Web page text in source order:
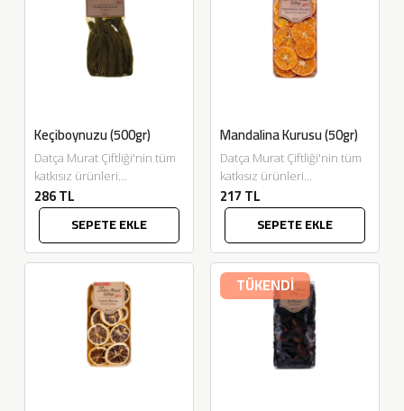
Keçiboynuzu (500gr)
Datça Murat Çiftliği'nin tüm
katkısız ürünleri
Eskitadında.com'da. Doğada
kendi kendine yetişen
ağaçların meyvesinden
toplanılan "Keçiboynuzu
Meyvemiz" en doğal...
286 TL
SEPETE EKLE
Mandalina Kurusu (50gr)
Datça Murat Çiftliği'nin tüm
katkısız ürünleri
Eskitadında.com'da.
Mevsiminde toplanan
meşhur Bodrum
mandalinasının ince ince
dilimlendikten sonra
güneşte kurutulmasıyla...
217 TL
SEPETE EKLE
TÜKENDİ